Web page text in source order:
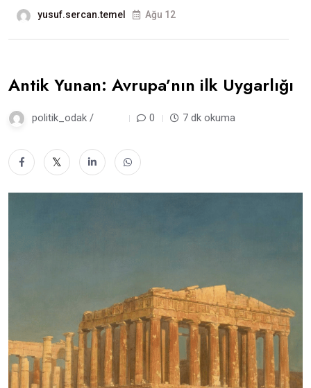
yusuf.sercan.temel Ağu 12
Antik Yunan: Avrupa’nın ilk Uygarlığı
politik_odak / 0 7 dk okuma